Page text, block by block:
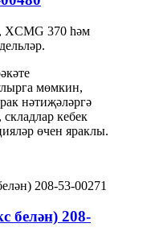
XCMG 370 һәм
мөмкин,
нәтиҗәләргә
кебек
өчен яраклы.
белән) 208-